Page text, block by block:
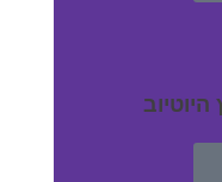
היוטיוב